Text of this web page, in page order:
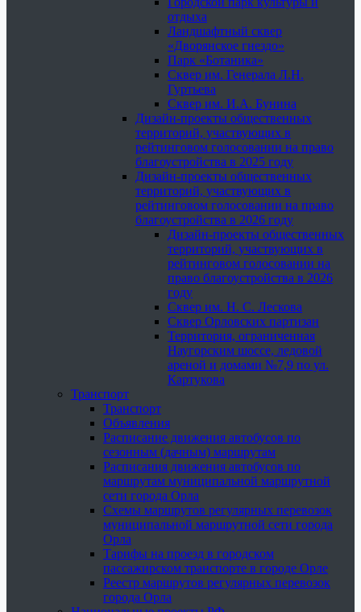
отдыха
Ландшафтный сквер
«Дворянское гнездо»
Парк «Ботаника»
Сквер им. Генерала Л.Н.
Гуртьева
Сквер им. И.А. Бунина
Дизайн-проекты общественных
территорий, участвующих в
рейтинговом голосовании на право
благоустройства в 2025 году
Дизайн-проекты общественных
территорий, участвующих в
рейтинговом голосовании на право
благоустройства в 2026 году
Дизайн-проекты общественных
территорий, участвующих в
рейтинговом голосовании на
право благоустройства в 2026
году
Сквер им. Н. С. Лескова
Сквер Орловских партизан
Территория, ограниченная
Наугорским шоссе, ледовой
ареной и домами №7,9 по ул.
Картукова
Транспорт
Транспорт
Объявления
Расписание движения автобусов по
сезонным (дачным) маршрутам
Расписания движения автобусов по
маршрутам муниципальной маршрутной
сети города Орла
Схемы маршрутов регулярных перевозок
муниципальной маршрутной сети города
Орла
Тарифы на проезд в городском
пассажирском транспорте в городе Орле
Реестр маршрутов регулярных перевозок
города Орла